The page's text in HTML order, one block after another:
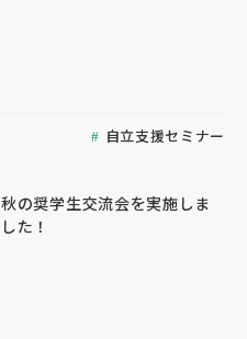
自立支援セミナー
秋の奨学生交流会を実施しま
した！